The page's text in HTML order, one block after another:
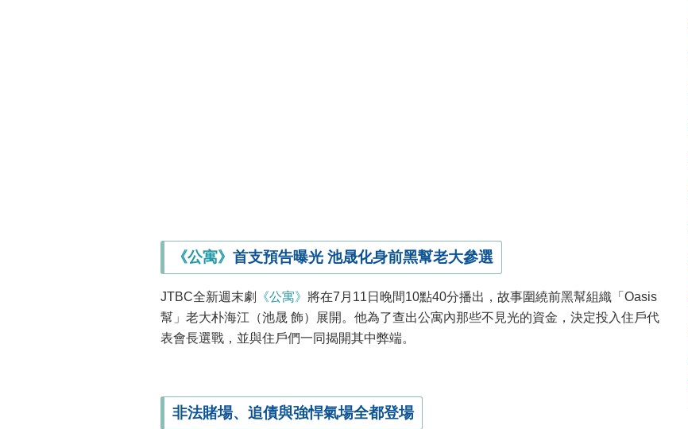
《公寓》 首支預告曝光 池晟化身前黑幫老大參選
JTBC全新週末劇 《公寓》 將在7月11日晚間10點40分播出，故事圍繞前黑幫組織「Oasis
幫」老大朴海江（池晟 飾）展開。他為了查出公寓內那些不見光的資金，決定投入住戶代
表會長選戰，並與住戶們一同揭開其中弊端。
非法賭場、追債與強悍氣場全都登場